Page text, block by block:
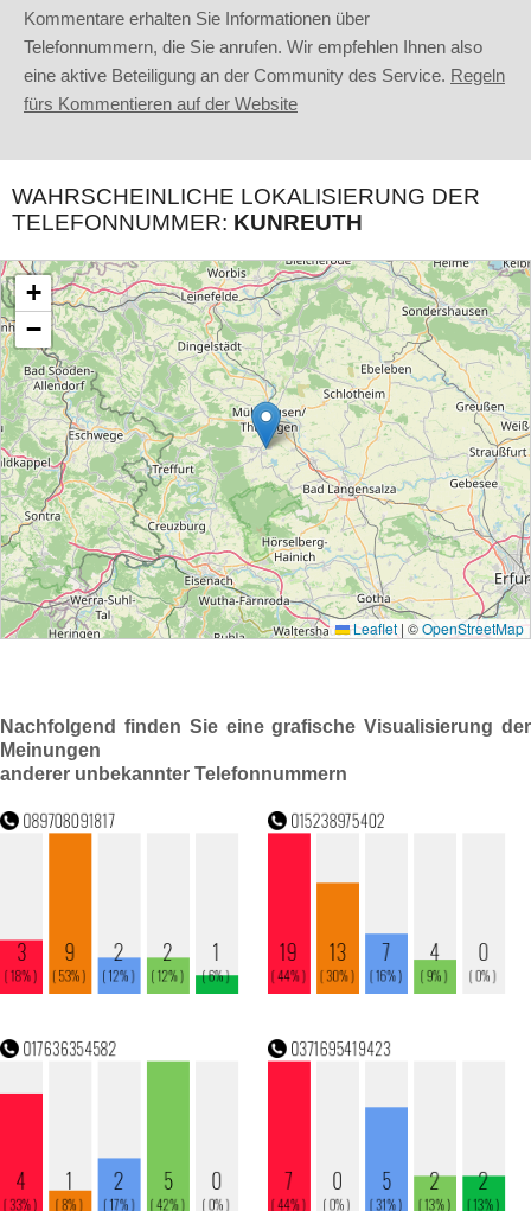
Kommentare erhalten Sie Informationen über
Telefonnummern, die Sie anrufen. Wir empfehlen Ihnen also
eine aktive Beteiligung an der Community des Service. Regeln
fürs Kommentieren auf der Website
WAHRSCHEINLICHE LOKALISIERUNG DER
TELEFONNUMMER: KUNREUTH
Nachfolgend finden Sie eine grafische Visualisierung der
Meinungen
anderer unbekannter Telefonnummern